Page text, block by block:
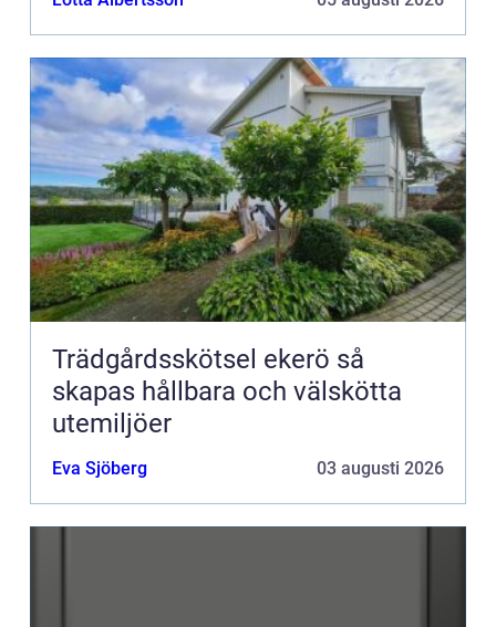
Trädgårdsskötsel ekerö så
skapas hållbara och välskötta
utemiljöer
Eva Sjöberg 03 augusti 2026